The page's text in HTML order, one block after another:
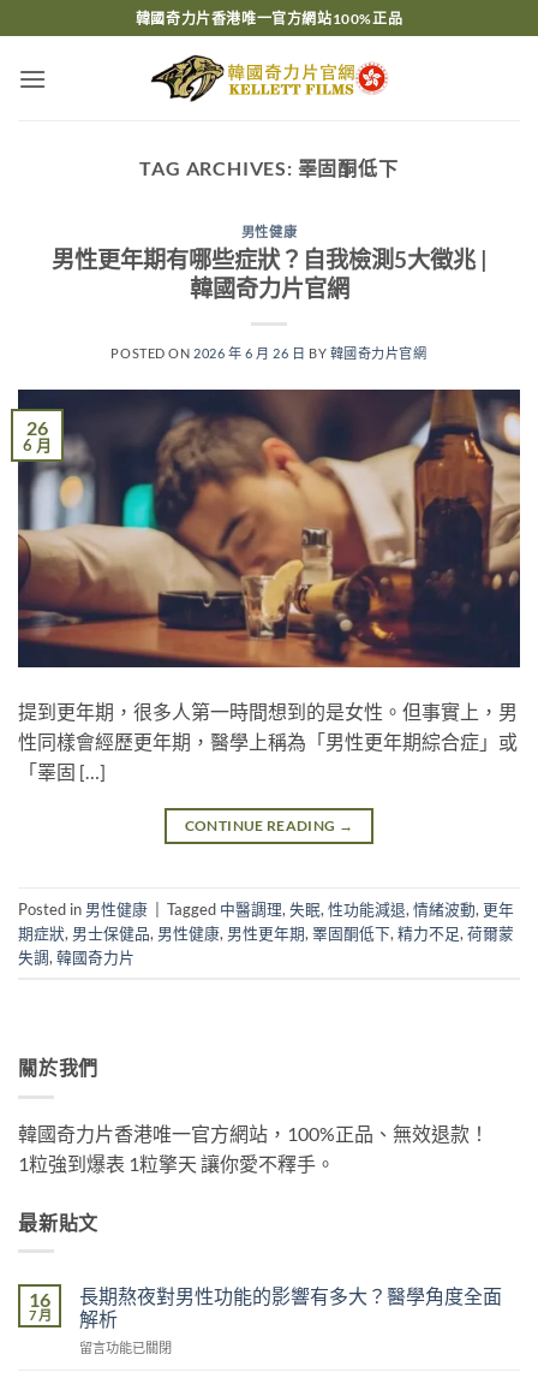
to
content
韓國奇力片香港唯一官方網站100%正品
TAG ARCHIVES: 睪固酮低下
男性健康
男性更年期有哪些症狀？自我檢測5大徵兆 |
韓國奇力片官網
POSTED ON 2026 年 6 月 26 日 BY 韓國奇力片官網
26
6 月
提到更年期，很多人第一時間想到的是女性。但事實上，男
性同樣會經歷更年期，醫學上稱為「男性更年期綜合症」或
「睪固 […]
CONTINUE READING →
Posted in 男性健康 | Tagged 中醫調理, 失眠, 性功能減退, 情緒波動, 更年
期症狀, 男士保健品, 男性健康, 男性更年期, 睪固酮低下, 精力不足, 荷爾蒙
失調, 韓國奇力片
關於我們
韓國奇力片香港唯一官方網站，100%正品、無效退款！
1粒強到爆表 1粒擎天 讓你愛不釋手。
最新貼文
16
7 月
長期熬夜對男性功能的影響有多大？醫學角度全面
解析
在
留言功能已關閉